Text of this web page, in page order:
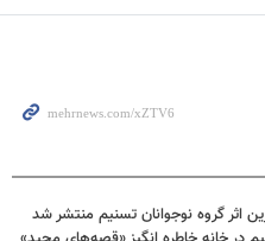
اثر گروه نوجوانان تسنیم منتشر شد